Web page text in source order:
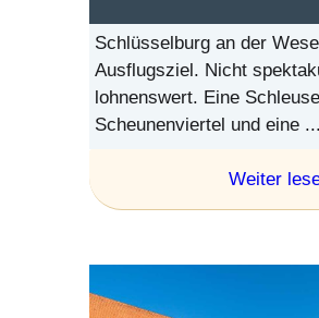
Schlüsselburg an der
Ausflugsziel. Nicht
lohnenswert. Eine
Scheunenviertel und eine ...
Weiter